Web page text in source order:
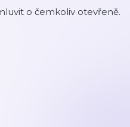
o čemkoliv otevřeně.